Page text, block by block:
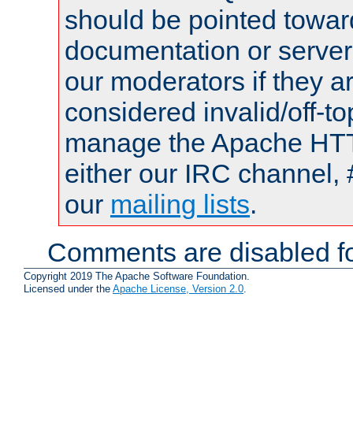
should be pointed
documentation or
our moderators if they
considered invalid/off-
manage the Apache
either our IRC channel,
our mailing lists.
Comments are disabled
Copyright 2019 The Apache Software Foundation.
Licensed under the Apache License, Version 2.0.